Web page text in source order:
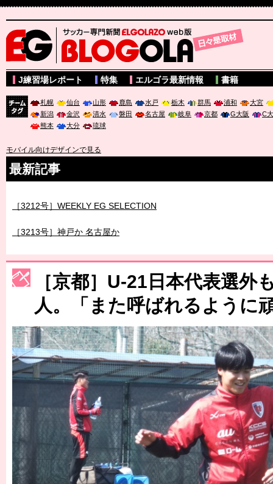
サッカー専門新聞ELGOLAZO web版 BLOGOLA
J練習場レポート 特集 エルゴラ最新情報 書籍
札幌 仙台 山形 鹿島 水戸 栃木 群馬 浦和
大宮
新潟
金沢 清水 磐田 名古屋 岐阜 京都 G大阪
C
熊本
大分 琉球
モバイル向けデザインで見る
最新記事
［3214号］WEST制覇
［3215号］WEEKLY EG SELECTION
［3216号］行く末占うラストワン
［3217号］最高の景色へ出国
［3218号］WEEKLY EG SELECTION
［3219号］特別な覇者へ 大逆転か連破か
［3220号］伝説の王者、黄金のシャーレ
［京都］U-21日本代表選外
人。「また呼ばれるように